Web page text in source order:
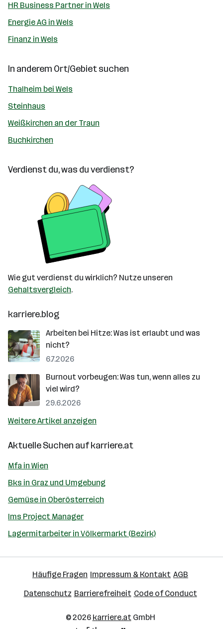
HR Business Partner in Wels
Energie AG in Wels
Finanz in Wels
In anderem Ort/Gebiet suchen
Thalheim bei Wels
Steinhaus
Weißkirchen an der Traun
Buchkirchen
Verdienst du, was du verdienst?
Wie gut verdienst du wirklich? Nutze unseren
Gehaltsvergleich.
karriere.blog
Arbeiten bei Hitze: Was ist erlaubt und was
nicht?
6.7.2026
Burnout vorbeugen: Was tun, wenn alles zu
viel wird?
29.6.2026
Weitere Artikel anzeigen
Aktuelle Suchen aufkarriere.at
Mfa in Wien
Bks in Graz und Umgebung
Gemüse in Oberösterreich
Ims Project Manager
Lagermitarbeiter in Völkermarkt (Bezirk)
Häufige Fragen Impressum & Kontakt AGB
Datenschutz Barrierefreiheit Code of Conduct
© 2026 karriere.atGmbH